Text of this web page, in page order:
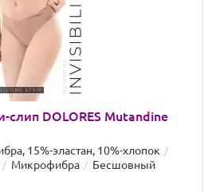
слип DOLORES Mutandine
15%-эластан, 10%-хлопок
Микрофибра
Бесшовный